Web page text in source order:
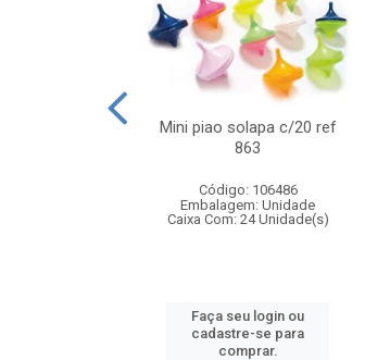
Mini piao solapa c/20 ref
863
Código: 106486
Embalagem: Unidade
Caixa Com: 24 Unidade(s)
Faça seu login ou
cadastre-se para
comprar.